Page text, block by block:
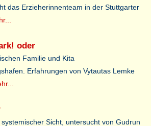
das Erzieherinnenteam in der Stuttgarter
oder
Familie und Kita
Erfahrungen von Vytautas Lemke
Sicht, untersucht von Gudrun